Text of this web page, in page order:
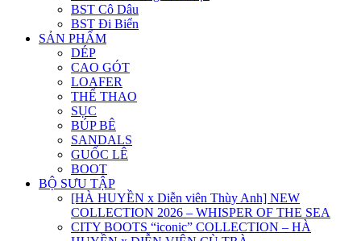
BST Cô Dâu
BST Đi Biển
SẢN PHẨM
DÉP
CAO GÓT
LOAFER
THỂ THAO
SỤC
BÚP BÊ
SANDALS
GUỐC LÊ
BOOT
BỘ SƯU TẬP
[HÀ HUYỀN x Diễn viên Thùy Anh] NEW
COLLECTION 2026 – WHISPER OF THE SEA
CITY BOOTS “iconic” COLLECTION – HÀ